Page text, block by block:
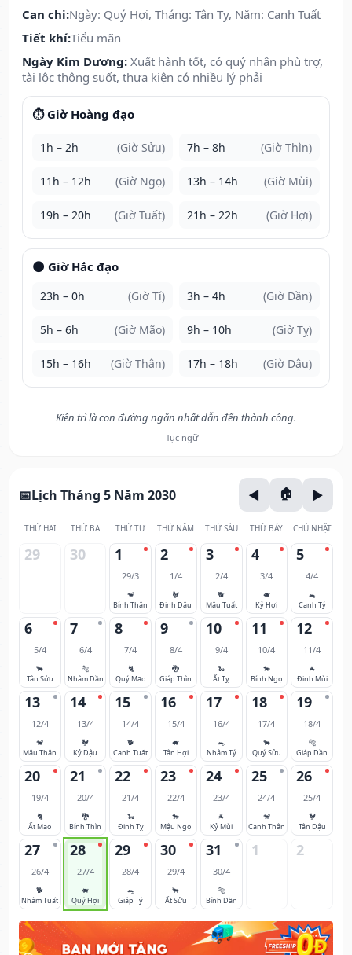
Can chi:Ngày: Quý Hợi, Tháng: Tân Tỵ, Năm: Canh Tuất
Tiết khí:Tiểu mãn
Ngày Kim Dương: Xuất hành tốt, có quý nhân phù trợ,
tài lộc thông suốt, thưa kiện có nhiều lý phải
⏱️ Giờ Hoàng đạo
1h – 2h (Giờ Sửu) 7h – 8h (Giờ Thìn)
11h – 12h (Giờ Ngọ) 13h – 14h (Giờ Mùi)
19h – 20h (Giờ Tuất) 21h – 22h (Giờ Hợi)
🌑 Giờ Hắc đạo
23h – 0h (Giờ Tí) 3h – 4h (Giờ Dần)
5h – 6h (Giờ Mão) 9h – 10h (Giờ Tỵ)
15h – 16h (Giờ Thân) 17h – 18h (Giờ Dậu)
Kiên trì là con đường ngắn nhất dẫn đến thành công.
— Tục ngữ
Lịch Tháng 5 Năm 2030
THỨ HAI THỨ BA THỨ TƯ THỨ NĂM THỨ SÁU THỨ BẢY CHỦ NHẬT
29 30 1
29/3
🐒
Bính Thân
2
1/4
🐓
Đinh Dậu
3
2/4
🐕
Mậu Tuất
4
3/4
🐖
Kỷ Hợi
5
4/4
🐀
Canh Tý
6
5/4
🐂
Tân Sửu
7
6/4
🐅
Nhâm Dần
8
7/4
🐈
Quý Mão
9
8/4
🐉
Giáp Thìn
10
9/4
🐍
Ất Tỵ
11
10/4
🐎
Bính Ngọ
12
11/4
🐐
Đinh Mùi
13
12/4
🐒
Mậu Thân
14
13/4
🐓
Kỷ Dậu
15
14/4
🐕
Canh Tuất
16
15/4
🐖
Tân Hợi
17
16/4
🐀
Nhâm Tý
18
17/4
🐂
Quý Sửu
19
18/4
🐅
Giáp Dần
20
19/4
🐈
Ất Mão
21
20/4
🐉
Bính Thìn
22
21/4
🐍
Đinh Tỵ
23
22/4
🐎
Mậu Ngọ
24
23/4
🐐
Kỷ Mùi
25
24/4
🐒
Canh Thân
26
25/4
🐓
Tân Dậu
27
26/4
🐕
Nhâm Tuất
28
27/4
🐖
Quý Hợi
29
28/4
🐀
Giáp Tý
30
29/4
🐂
Ất Sửu
31
30/4
🐅
Bính Dần
1 2